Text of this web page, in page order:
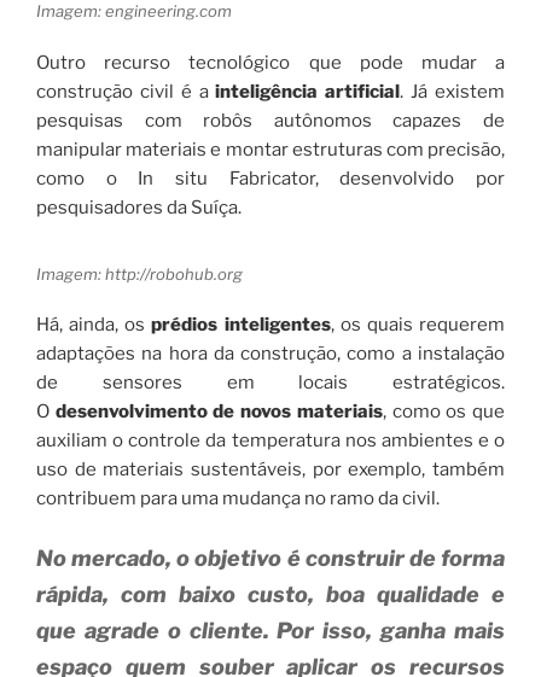
Imagem: engineering.com
Outro recurso tecnológico que pode mudar a
construção civil é ainteligência artificial. Já existem
pesquisas com robôs autônomos capazes de
manipular materiais e montar estruturas com precisão,
como o In situ Fabricator, desenvolvido por
pesquisadores da Suíça.
Imagem: http://robohub.org
Há, ainda, osprédios inteligentes, os quais requerem
adaptações na hora da construção, como a instalação
de sensores em locais estratégicos.
O desenvolvimento de novos materiais, como os que
auxiliam o controle da temperatura nos ambientes e o
uso de materiais sustentáveis, por exemplo, também
contribuem para uma mudança no ramo da civil.
No mercado, o objetivo é construir de forma
rápida, com baixo custo, boa qualidade e
que agrade o cliente. Por isso, ganha mais
espaço quem souber aplicar os recursos